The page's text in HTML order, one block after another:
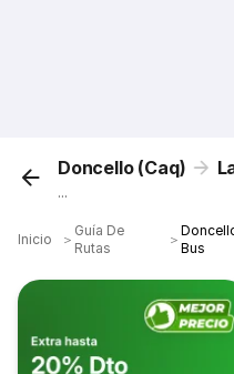
Doncello (Caq)
...
Inicio ＞
Guía De
Rutas
＞
Bus